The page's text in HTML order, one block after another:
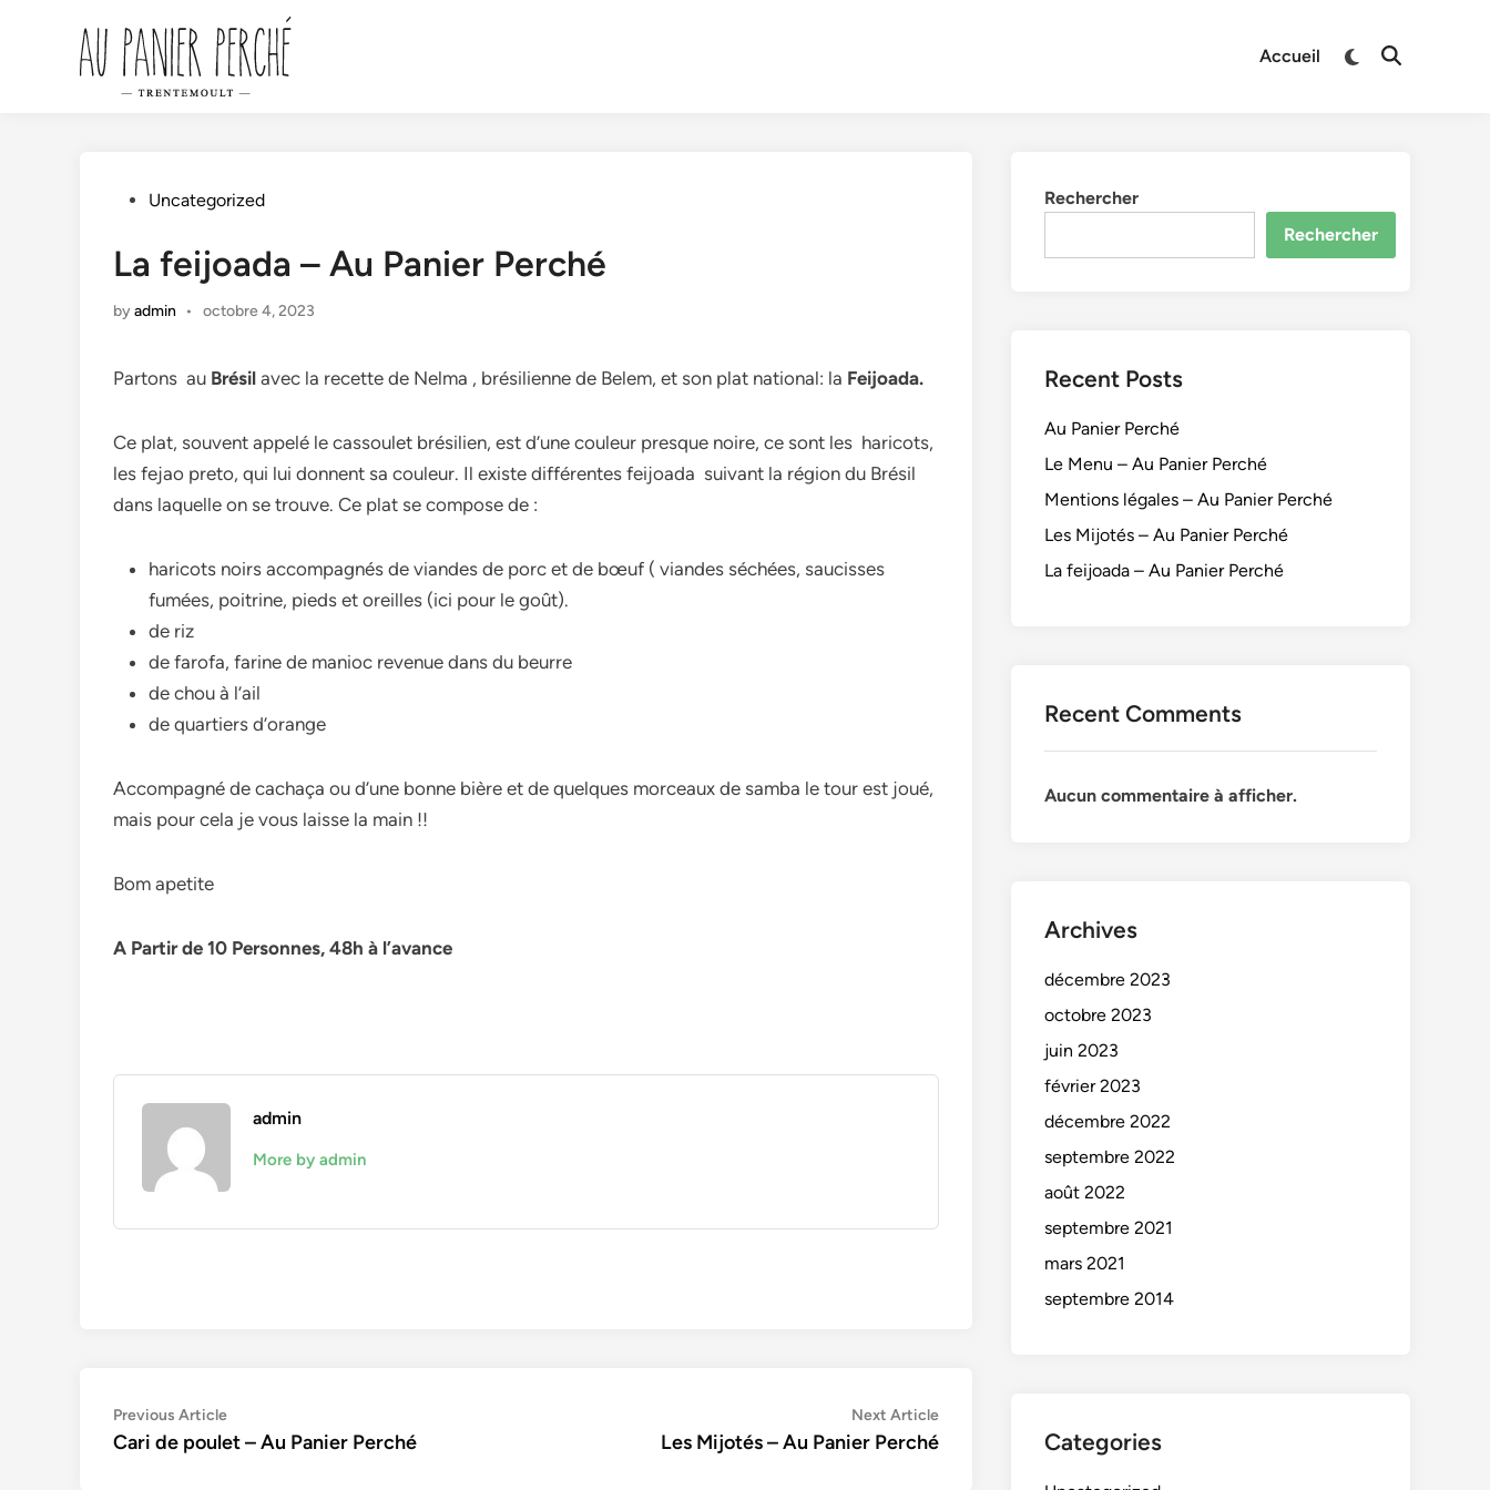
Accueil
Switch
Open
PostedUncategorized
La feijoada – Au Panier Perché
byadmin • octobre 4, 2023
Partons au Brésil avec la recette de Nelma , brésilienne de Belem, et son plat national: la Feijoada.
Ce plat, souvent appelé le cassoulet brésilien, est d’une couleur presque noire, ce sont les haricots,
les fejao preto, qui lui donnent sa couleur. Il existe différentes feijoada suivant la région du Brésil
dans laquelle on se trouve. Ce plat se compose de :
haricots noirs accompagnés de viandes de porc et de bœuf ( viandes séchées, saucisses
fumées, poitrine, pieds et oreilles (ici pour le goût).
de riz
de farofa, farine de manioc revenue dans du beurre
de chou à l’ail
de quartiers d’orange
Accompagné de cachaça ou d’une bonne bière et de quelques morceaux de samba le tour est joué,
mais pour cela je vous laisse la main !!
Bom apetite
A Partir de 10 Personnes, 48h à l’avance
admin
More by admin
Navigation
de
Previous ArticlePrevious
article:
Cari de poulet – Au Panier Perché
Next ArticleNext
article:
Les Mijotés – Au Panier Perché
Rechercher
Rechercher
Recent Posts
Au Panier Perché
Le Menu – Au Panier Perché
Mentions légales – Au Panier Perché
Les Mijotés – Au Panier Perché
La feijoada – Au Panier Perché
Recent Comments
Aucun commentaire à afficher.
Archives
décembre 2023
octobre 2023
juin 2023
février 2023
décembre 2022
septembre 2022
août 2022
septembre 2021
mars 2021
septembre 2014
Categories